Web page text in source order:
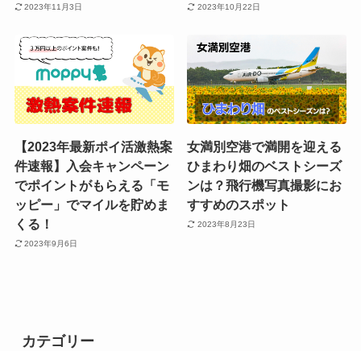
2023年11月3日 2023年10月22日
【2023年最新ポイ活激熱案
件速報】入会キャンペーン
でポイントがもらえる「モ
ッピー」でマイルを貯めま
くる！
2023年9月6日
女満別空港で満開を迎える
ひまわり畑のベストシーズ
ンは？飛行機写真撮影にお
すすめのスポット
2023年8月23日
カテゴリー